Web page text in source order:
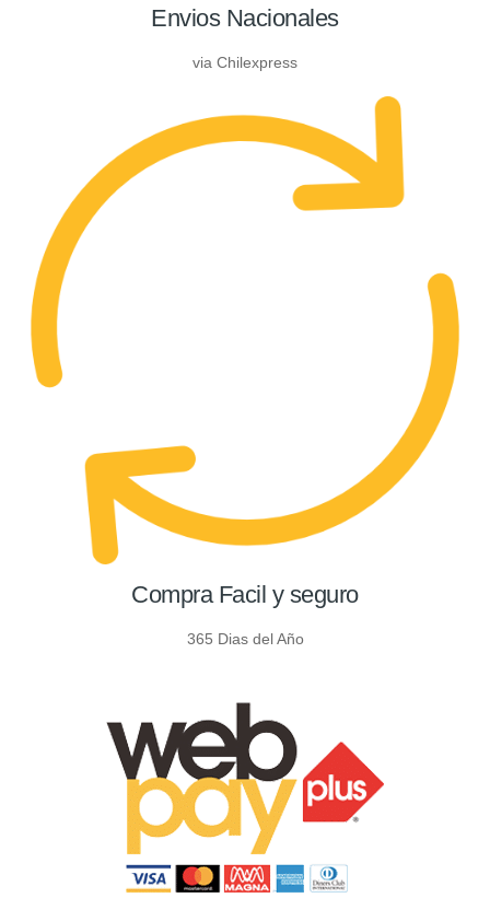
Envios Nacionales
via Chilexpress
Compra Facil y seguro
365 Dias del Año